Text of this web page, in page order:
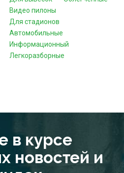
Видео пилоны
Для стадионов
Автомобильные
Информационный
Легкоразборные
в курсе
новостей и